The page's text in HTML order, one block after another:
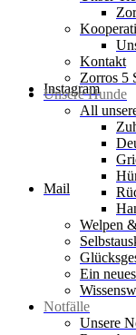
Instagram
Mail
Kontakt
Zorros 5
Unsere Hunde
All
Welpen
Ein
Notfälle
Unsere